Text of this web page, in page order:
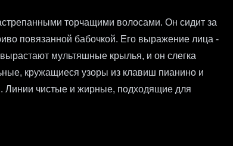
торчащими волосами. Он сидит за
повязанной бабочкой. Его выражение лица -
мультяшные крылья, и он слегка
кружащиеся узоры из клавиш пианино и
Линии чистые и жирные, подходящие для